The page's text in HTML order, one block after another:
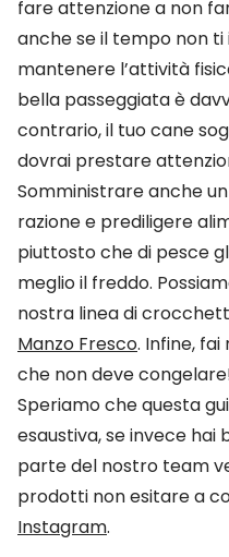
fare attenzione a non
anche se il tempo non
mantenere l’attività
bella passeggiata è
contrario, il tuo cane
dovrai prestare
Somministrare anche
razione e prediligere
piuttosto che di pesce
meglio il freddo.
nostra linea di
Manzo Fresco. Infine,
che non deve
Speriamo che questa
esaustiva, se invece hai
parte del nostro team
prodotti non esitare a
Instagram.